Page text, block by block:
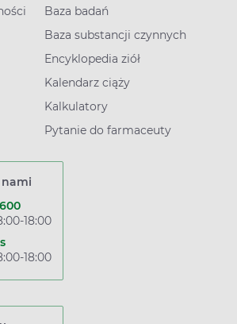
Baza badań
Baza substancji czynnych
Encyklopedia ziół
Kalendarz ciąży
Kalkulatory
Pytanie do farmaceuty
18:00
18:00